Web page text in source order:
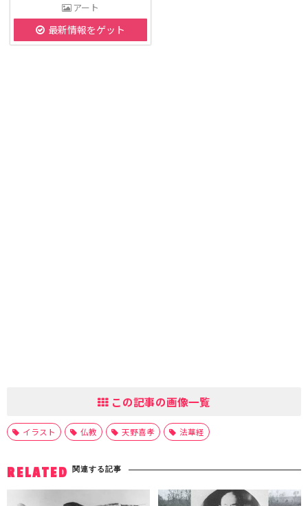
アート
最新情報をゲット
この記事の画像一覧
イラスト 仏教 天野喜孝 法華経
RELATED 関連する記事